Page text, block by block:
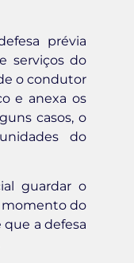
prévia
serviços do
o condutor
e anexa os
casos, o
do
guardar o
momento do
que a defesa